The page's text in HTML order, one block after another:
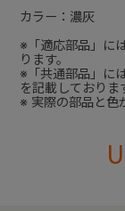
カラー：濃灰
※「適応部品」に
ります。
※「共通部品」に
を記載しておりま
※ 実際の部品と色